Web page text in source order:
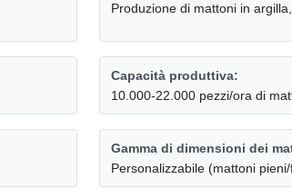
Produzione di mattoni in
Capacità produttiva:
10.000-22.000 pezzi/ora di
Gamma di dimensioni dei
Personalizzabile (mattoni